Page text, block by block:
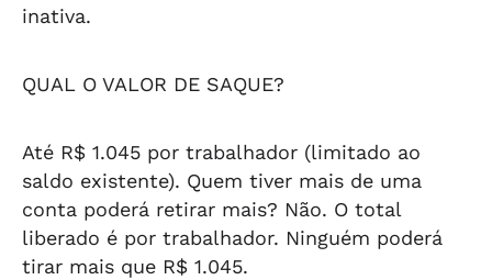
inativa.
QUAL O VALOR DE SAQUE?
Até R$ 1.045 por trabalhador (limitado ao
saldo existente). Quem tiver mais de uma
conta poderá retirar mais? Não. O total
liberado é por trabalhador. Ninguém poderá
tirar mais que R$ 1.045.